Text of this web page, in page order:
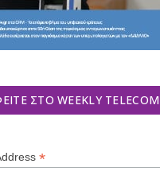
ΣΤΟ WEEKLY TELECOM
*